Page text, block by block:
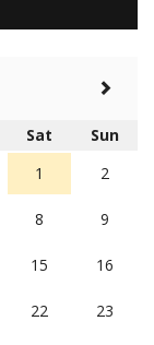
Sat
Sun
1
2
8 9
15 16
22 23